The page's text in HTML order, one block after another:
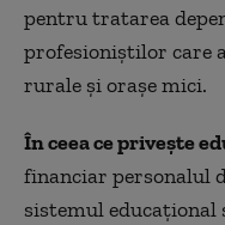
pentru tratarea
profesioniștilor care
rurale și orașe mici.
În ceea ce privește
financiar personalul
sistemul